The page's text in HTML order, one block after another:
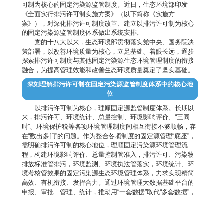
可制为核心的固定污染源监管制度。近日，生态环境部印发
《全面实行排污许可制实施方案》（以下简称《实施方
案》），对深化排污许可制度改革、建立以排污许可制为核心
的固定污染源监管制度体系做出系统安排。
党的十八大以来，生态环境部贯彻落实党中央、国务院决
策部署，以改善环境质量为核心，立足基础、着眼长远，逐步
探索排污许可制度与其他固定污染源生态环境管理制度的衔接
融合，为提高管理效能和改善生态环境质量奠定了坚实基础。
深刻理解排污许可制在固定污染源监管制度体系中的核心地
位
以排污许可制为核心，理顺固定源监管制度体系。长期以
来，排污许可、环境统计、总量控制、环境影响评价、“三同
时”、环境保护税等各项环境管理制度间相互衔接不够顺畅，存
在“数出多门”的问题。作为整合各项制度的固定源管理“底座”，
需明确排污许可制的核心地位，理顺固定污染源环境管理流
程，构建环境影响评价、总量控制管准入，排污许可、污染物
排放标准管排污，环境监测、环境执法管落实，环境统计、环
境考核管效果的固定污染源生态环境管理体系，力求实现精简
高效、有机衔接、发挥合力。通过环境管理大数据基础平台的
申报、审批、管理、统计，推动用“一套数据”取代“多套数据”，